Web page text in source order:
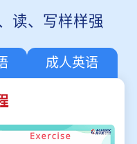
读、写样样强
成人英语